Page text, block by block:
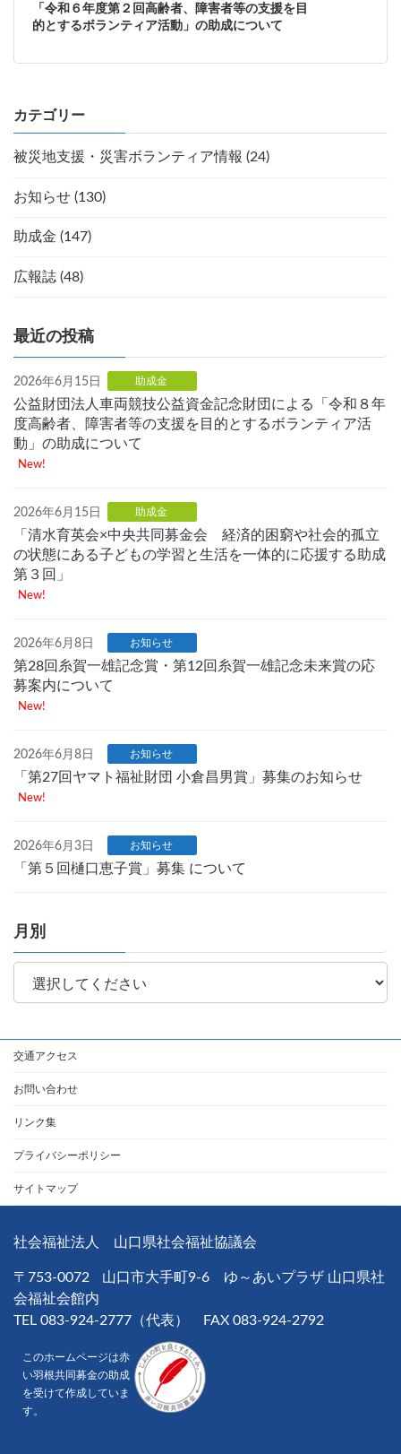
「令和６年度第２回高齢者、障害者等の支援を目
的とするボランティア活動」の助成について
カテゴリー
被災地支援・災害ボランティア情報 (24)
お知らせ (130)
助成金 (147)
広報誌 (48)
最近の投稿
2026年6月15日 助成金
公益財団法人車両競技公益資金記念財団による「令和８年
度高齢者、障害者等の支援を目的とするボランティア活
動」の助成について
New!
2026年6月15日 助成金
「清水育英会×中央共同募金会 経済的困窮や社会的孤立
の状態にある子どもの学習と生活を一体的に応援する助成
第３回」
New!
2026年6月8日 お知らせ
第28回糸賀一雄記念賞・第12回糸賀一雄記念未来賞の応
募案内について
New!
2026年6月8日 お知らせ
「第27回ヤマト福祉財団 小倉昌男賞」募集のお知らせ
New!
2026年6月3日 お知らせ
「第５回樋口恵子賞」募集 について
月別
交通アクセス
お問い合わせ
リンク集
プライバシーポリシー
サイトマップ
社会福祉法人 山口県社会福祉協議会
〒753-0072
山口市大手町9-6 ゆ～あいプラザ 山口県社
会福祉会館内
TEL 083-924-2777（代表） FAX 083-924-2792
このホームページは赤
い羽根共同募金の助成
を受けて作成していま
す。